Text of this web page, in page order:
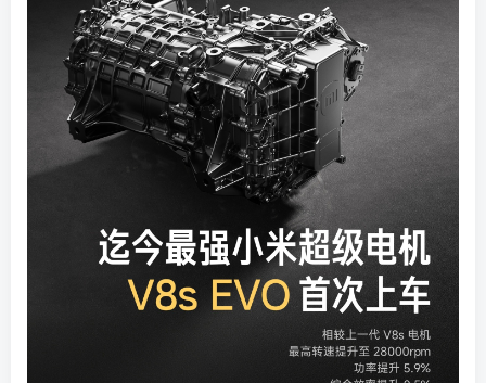
使用社交账号登录即表示同意用户协议、隐私声明